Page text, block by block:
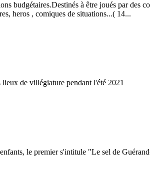
budgétaires.Destinés à être joués par des
heros , comiques de situations...( 14...
de villégiature pendant l'été 2021
le premier s'intitule "Le sel de